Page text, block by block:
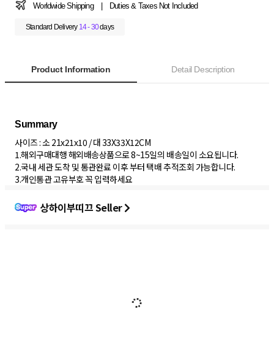
Worldwide Shipping Duties & Taxes Not Included
Standard Delivery 14 - 30days
Product Information Detail Description
Summary
사이즈 : 소 21x21x10 / 대 33X33X12CM
1.해외구매대행 해외배송상품으로 8~15일의 배송일이 소요됩니다.
2.국내 세관 도착 및 통관완료 이후 부터 택배 추적조회 가능합니다.
3.개인통관 고유부호 꼭 입력하세요
상하이부띠끄 Seller